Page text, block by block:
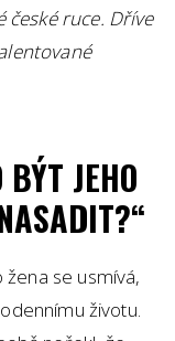
české ruce. Dříve
JEHO
se usmívá,
životu.